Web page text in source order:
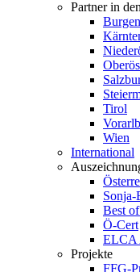
Partner in
Tirol
Wien
International
Sonja-
Best
Ö-Cert
ELCA
Projekte
FFG-